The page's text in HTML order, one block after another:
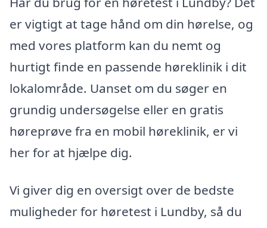
er vigtigt at tage hånd om din hørelse, og
med vores platform kan du nemt og
hurtigt finde en passende høreklinik i dit
lokalområde. Uanset om du søger en
grundig undersøgelse eller en gratis
høreprøve fra en mobil høreklinik, er vi
her for at hjælpe dig.
Vi giver dig en oversigt over de bedste
muligheder for høretest i Lundby, så du